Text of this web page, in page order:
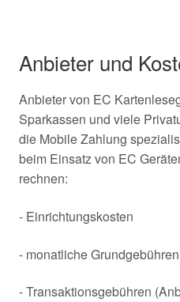
Anbieter und
Anbieter von EC
Sparkassen und viele
die Mobile Zahlung
beim Einsatz von EC
rechnen:
- Einrichtungskosten
- monatliche Grundgebühren
- Transaktionsgebühren